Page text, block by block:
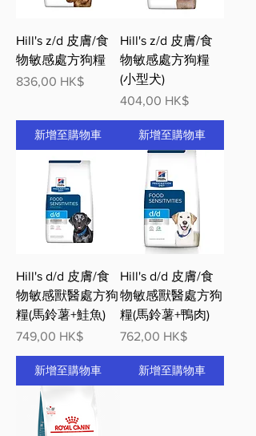
Hill's z/d 皮膚/食
物敏感處方狗糧
價格
836,00 HK$
新增至購物車
Hill's z/d 皮膚/食
物敏感處方狗糧
(小型犬)
價格
404,00 HK$
新增至購物車
Hill's d/d 皮膚/食
物敏感獸醫處方狗
糧(馬鈴薯+鮭魚)
價格
749,00 HK$
新增至購物車
Hill's d/d 皮膚/食
物敏感獸醫處方狗
糧(馬鈴薯+鴨肉)
價格
762,00 HK$
新增至購物車